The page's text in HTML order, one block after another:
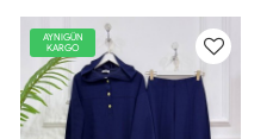
KARGO